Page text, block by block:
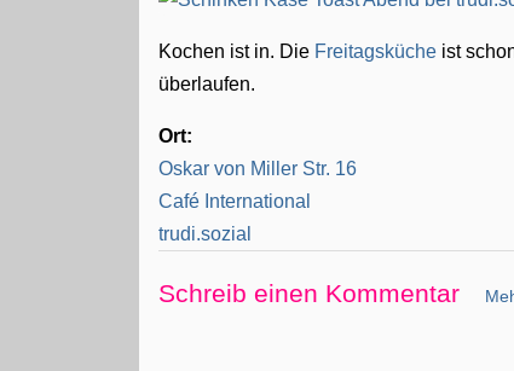
Kochen ist in. Die Freitagsküche ist
überlaufen.
Ort:
Oskar von Miller Str. 16
Café International
trudi.sozial
Schreib einen Kommentar